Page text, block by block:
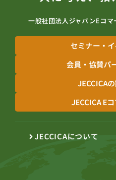
一般社団法人ジャパンEコ
セミナー・
会員・協賛パ
JECCICA
JECCICA E
JECCICAについて